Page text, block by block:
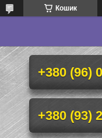
Кошик
+380 (96)
+380 (93)